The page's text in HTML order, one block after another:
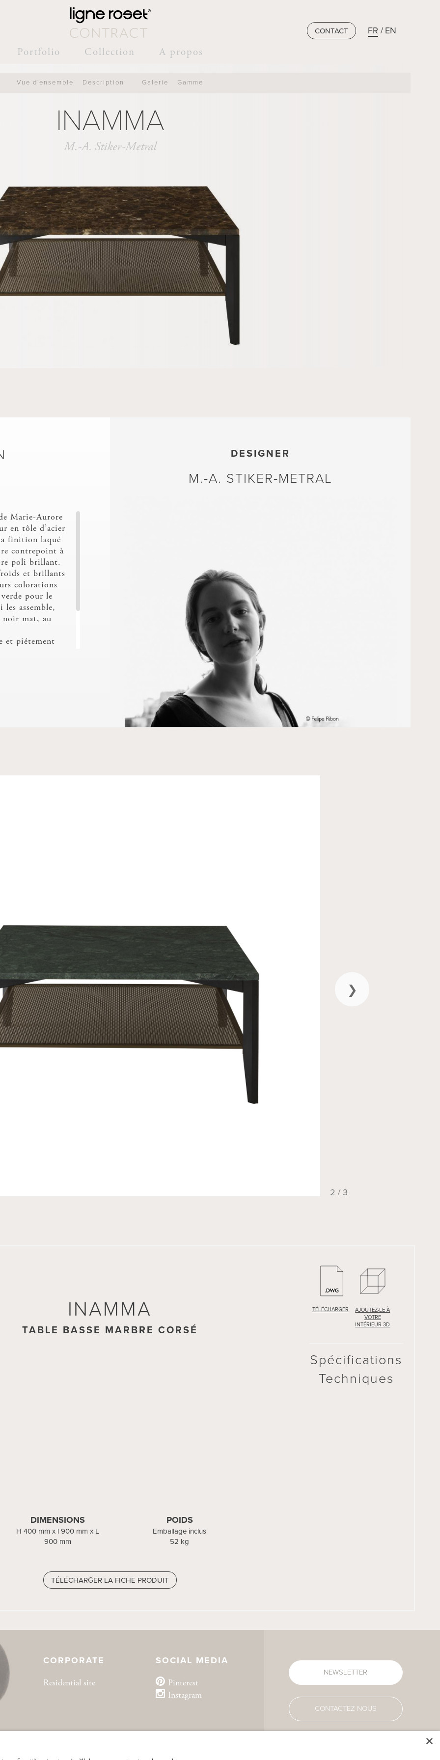
Portfolio Collection A propos
CONTACT FR EN
Vue d'ensemble Description Galerie Gamme
INAMMA
M.-A. Stiker-Metral
Marie-Aurore
en tôle d’acier
finition laqué
contrepoint à
poli brillant.
et brillants
colorations
pour le
assemble,
noir mat, au
et piétement
DESIGNER
M.-A. STIKER-METRAL
2 / 3
INAMMA
TABLE BASSE MARBRE CORSÉ
DIMENSIONS
H 400 mm x l 900 mm x L
900 mm
POIDS
Emballage inclus
52 kg
TÉLÉCHARGER LA FICHE PRODUIT
TÉLÉCHARGER
AJOUTEZ-LE À
VOTRE
INTÉRIEUR 3D
Spécifications
Techniques
INAMMA
TABLE BASSE MARBRE VERDE
DIMENSIONS
H 400 mm x l 900 mm x L
900 mm
POIDS
Emballage inclus
52 kg
TÉLÉCHARGER LA FICHE PRODUIT
TÉLÉCHARGER
AJOUTEZ-LE À
VOTRE
INTÉRIEUR 3D
Spécifications
Techniques
CORPORATE
Residential site
SOCIAL MEDIA
Pinterest
Instagram
NEWSLETTER
CONTACTEZ NOUS
×